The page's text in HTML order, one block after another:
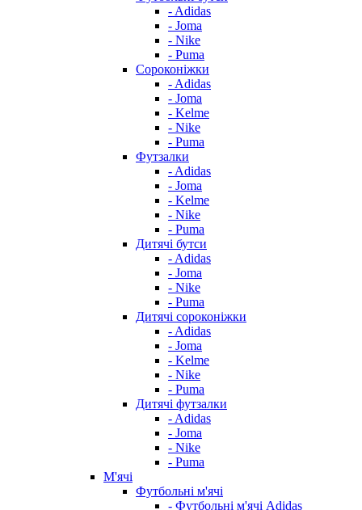
- Adidas
- Joma
- Nike
- Puma
Сороконіжки
- Adidas
- Joma
- Kelme
- Nike
- Puma
Футзалки
- Adidas
- Joma
- Kelme
- Nike
- Puma
Дитячі бутси
- Adidas
- Joma
- Nike
- Puma
Дитячі сороконіжки
- Adidas
- Joma
- Kelme
- Nike
- Puma
Дитячі футзалки
- Adidas
- Joma
- Nike
- Puma
М'ячі
Футбольні м'ячі
- Футбольні м'ячі Adidas